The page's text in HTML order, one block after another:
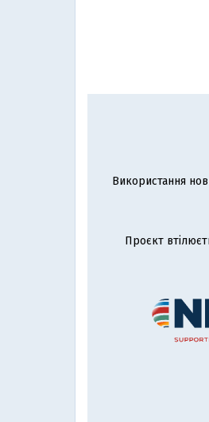
Використання
Проєкт